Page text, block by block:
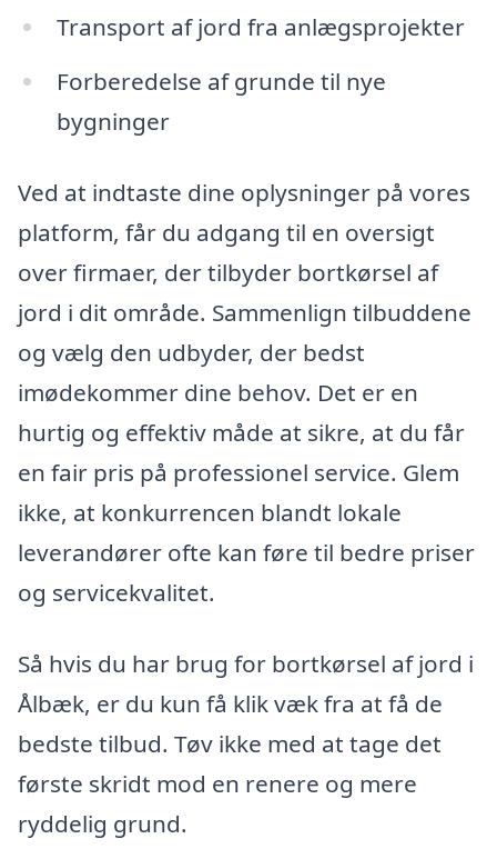
Transport af jord fra anlægsprojekter
Forberedelse af grunde til nye
bygninger
Ved at indtaste dine oplysninger på vores
platform, får du adgang til en oversigt
over firmaer, der tilbyder bortkørsel af
jord i dit område. Sammenlign tilbuddene
og vælg den udbyder, der bedst
imødekommer dine behov. Det er en
hurtig og effektiv måde at sikre, at du får
en fair pris på professionel service. Glem
ikke, at konkurrencen blandt lokale
leverandører ofte kan føre til bedre priser
og servicekvalitet.
Så hvis du har brug for bortkørsel af jord i
Ålbæk, er du kun få klik væk fra at få de
bedste tilbud. Tøv ikke med at tage det
første skridt mod en renere og mere
ryddelig grund.